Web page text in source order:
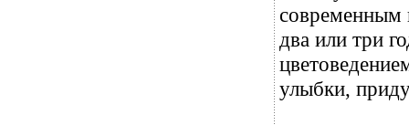
современным
два или три
улыбки,